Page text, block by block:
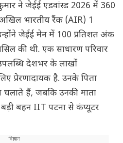
ने जेईई एडवांस्ड 2026 में 360
भारतीय रैंक (AIR) 1
जेईई मेन में 100 प्रतिशत अंक
की थी. एक साधारण परिवार
देशभर के लाखों
प्रेरणादायक है. उनके पिता
चलाते हैं, जबकि उनकी माता
बहन IIT पटना से कंप्यूटर